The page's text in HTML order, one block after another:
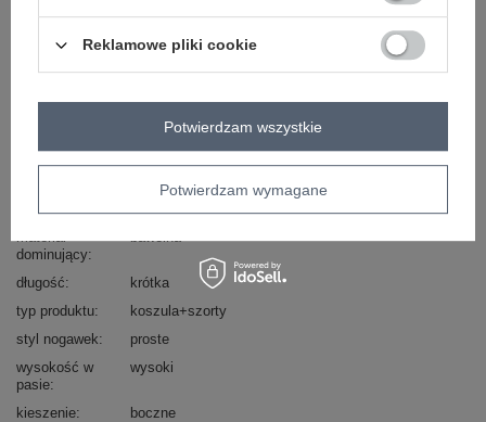
skład materiału : 100% bawełna
Kod produktu
LK-KMPL-510072.68
LAKERTA
okazja
codzienne
dominujący
długość
krótka
typ produktu
koszula+szorty
styl nogawek
proste
wysokość w
pasie
wysoki
kieszenie
boczne
Reklamowe pliki cookie
Potwierdzam wymagane
Potwierdzam wszystkie